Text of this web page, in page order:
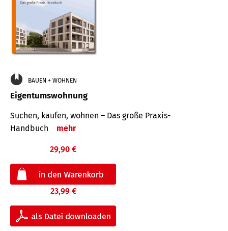
BAUEN + WOHNEN
Eigentumswohnung
Suchen, kaufen, wohnen – Das große Praxis-
Handbuch
mehr
29,90 €
23,99 €